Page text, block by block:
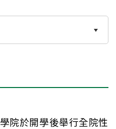
學院於開學後舉行全院性